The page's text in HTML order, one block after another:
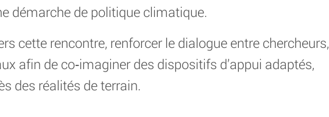
démarche de politique climatique.
cette rencontre, renforcer le dialogue entre chercheurs,
afin de co‑imaginer des dispositifs d’appui adaptés,
des réalités de terrain.